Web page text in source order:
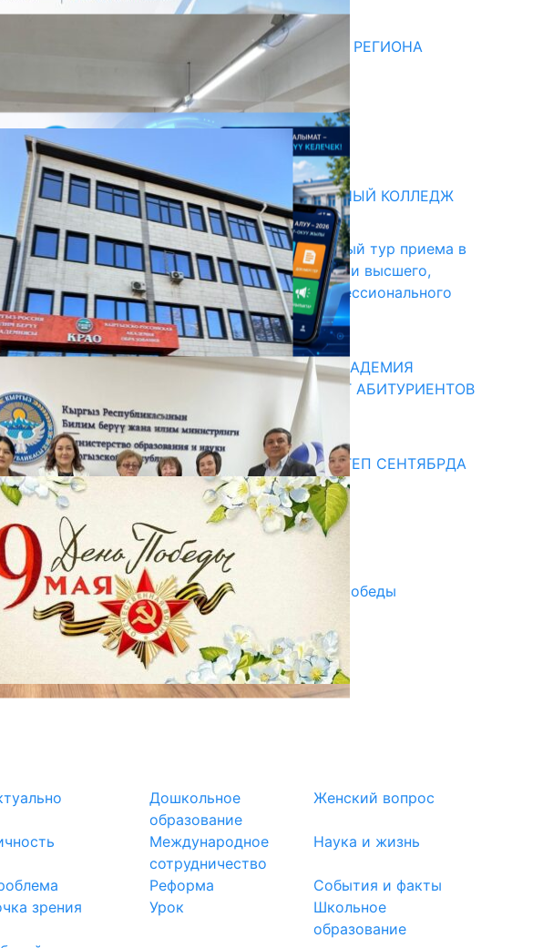
Olympiad
90
эл
түздү.
3-орунду
1967-
турган
07.08.2026
ДЛЯ МЕТОДИСТОВ ЮЖНОГО РЕГИОНА
НАЧАЛОСЬ ОБУЧЕНИЕ
05.08.2026
НЕДЕЛЯ В ОБЗОРЕ
Абитуриент
БИШКЕКСКИЙ УНИВЕРСАЛЬНЫЙ КОЛЛЕДЖ
17.07.2026
В Кыргызстане начался первый тур приема в
образовательные организации высшего,
среднего и начального профессионального
образования
13.07.2026
КЫРГЫЗКО-РОССИЙСКАЯ АКАДЕМИЯ
ОБРАЗОВАНИЯ ПРИГЛАШАЕТ АБИТУРИЕНТОВ
10.07.2026
Медиа
СУЗАКТА 750 ОРУНДУУ МЕКТЕП СЕНТЯБРДА
ПАЙДАЛАНУУГА БЕРИЛЕТ
07.08.2025
Улуу Жеңиштин жандуу сөзү
29.04.2025
Награды в преддверии Дня Победы
29.04.2025
Дошкольное
образование
Женский вопрос
Международное
сотрудничество
Наука и жизнь
Реформа
События и факты
зрения Урок
Школьное
образование